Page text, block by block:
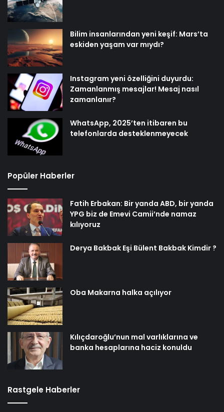
Bilim insanlarından yeni keşif: Mars’ta
eskiden yaşam var mıydı?
Instagram yeni özelliğini duyurdu:
Zamanlanmış mesajlar! Mesaj nasıl
zamanlanır?
WhatsApp, 2025’ten itibaren bu
telefonlarda desteklenmeyecek
Popüler Haberler
Fatih Erbakan: Bir yanda ABD, bir yanda
YPG biz de Emevi Camii’nde namaz
kılıyoruz
Derya Bakbak Eşi Bülent Bakbak Kimdir ?
Oba Makarna halka açılıyor
Kılıçdaroğlu’nun mal varlıklarına ve
banka hesaplarına haciz konuldu
Rastgele Haberler